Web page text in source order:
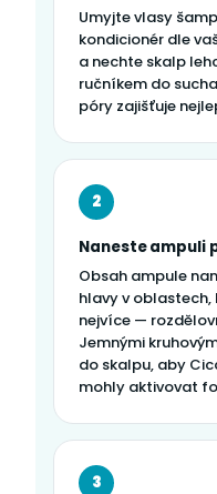
Umyjte vlasy
kondicionér dle
a nechte skalp
ručníkem do
póry zajišťuje
2
Naneste ampuli
Obsah ampule
hlavy v
nejvíce —
Jemnými
do skalpu, aby
mohly aktivovat
3